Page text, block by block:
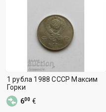
1 рубла 1988 СССР Максим
Горки
600 €